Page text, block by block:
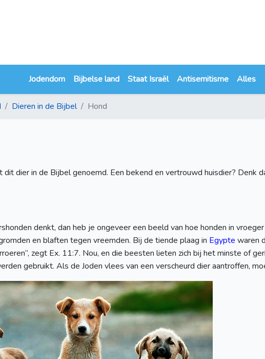
Jodendom Bijbelse land Staat Israël Antisemitisme Alles
Dieren in de Bijbel Hond
dier in de Bijbel genoemd. Een bekend en vertrouwd huisdier? Denk
denkt, dan heb je ongeveer een beeld van hoe honden in
en blaften tegen vreemden. Bij de tiende plaag in Egypte waren
zegt Ex. 11:7. Nou, en die beesten lieten zich bij het minste of
gebruikt. Als de Joden vlees van een verscheurd dier aantroffen,